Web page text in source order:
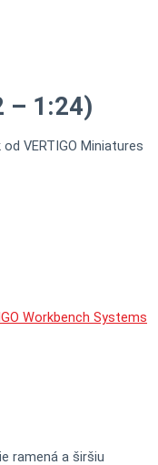
– 1:24)
VERTIGO Miniatures
Workbench Systems
ramená a širšiu